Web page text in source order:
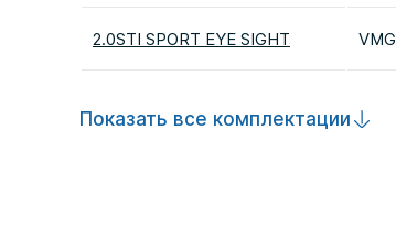
2.0STI SPORT EYE SIGHT VMG
Показать все комплектации